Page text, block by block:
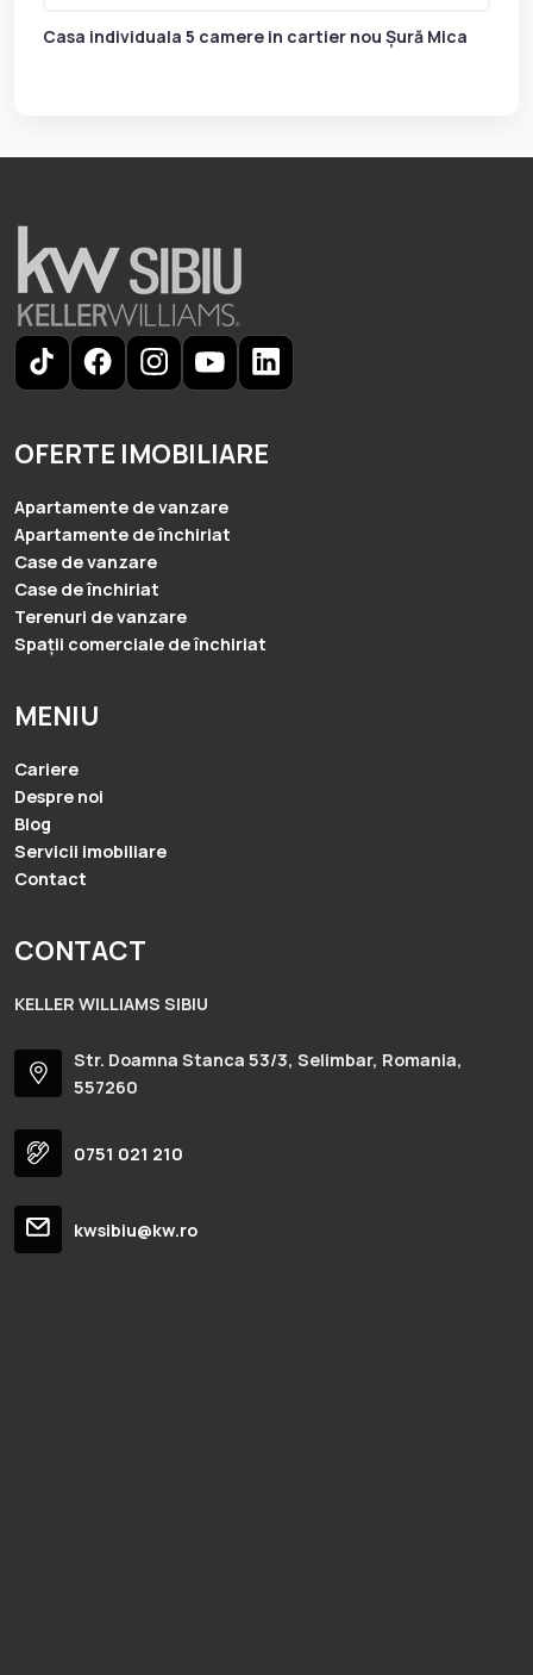
Casa individuala 5 camere in cartier nou Șură Mica
OFERTE IMOBILIARE
Apartamente de vanzare
Apartamente de închiriat
Case de vanzare
Case de închiriat
Terenuri de vanzare
Spații comerciale de închiriat
MENIU
Cariere
Despre noi
Blog
Servicii imobiliare
Contact
CONTACT
KELLER WILLIAMS SIBIU
Str. Doamna Stanca 53/3, Selimbar, Romania,
557260
0751 021 210
kwsibiu@kw.ro